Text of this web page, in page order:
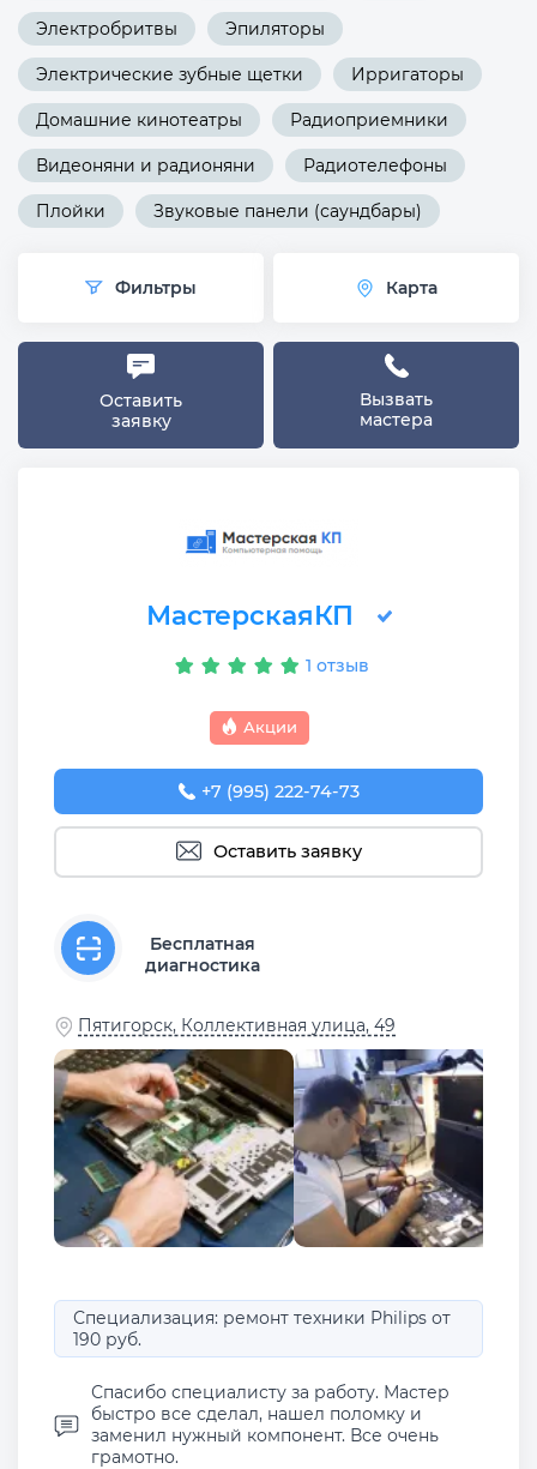
Электробритвы Эпиляторы
Электрические зубные щетки Ирригаторы
Домашние кинотеатры Радиоприемники
Видеоняни и радионяни Радиотелефоны
Плойки Звуковые панели (саундбары)
Фильтры Карта
Оставить
заявку
Вызвать
мастера
МастерскаяКП
1 отзыв
Акции
+7 (995) 222-74-73
Оставить заявку
Бесплатная
диагностика
Пятигорск, Коллективная улица, 49
Специализация: ремонт техники Philips от
190 руб.
Спасибо специалисту за работу. Мастер
быстро все сделал, нашел поломку и
заменил нужный компонент. Все очень
грамотно.